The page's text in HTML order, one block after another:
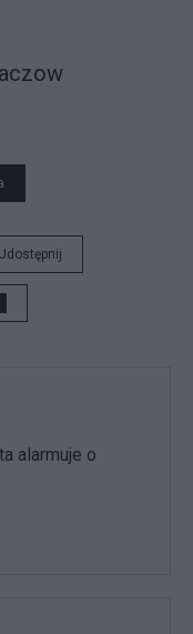
Udostępnij
alarmuje o